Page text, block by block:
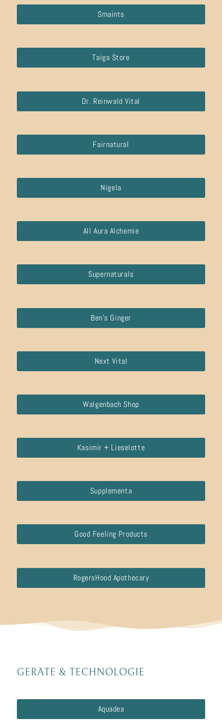
Smaints
Taiga Store
Dr. Reinwald Vital
Fairnatural
Nigela
All Aura Alchemie
Supernaturals
Ben’s Ginger
Next Vital
Walgenbach Shop
Kasimir + Lieselotte
Supplementa
Good Feeling Products
RogersHood Apothecary
GERÄTE & TECHNOLOGIE
Aquadea